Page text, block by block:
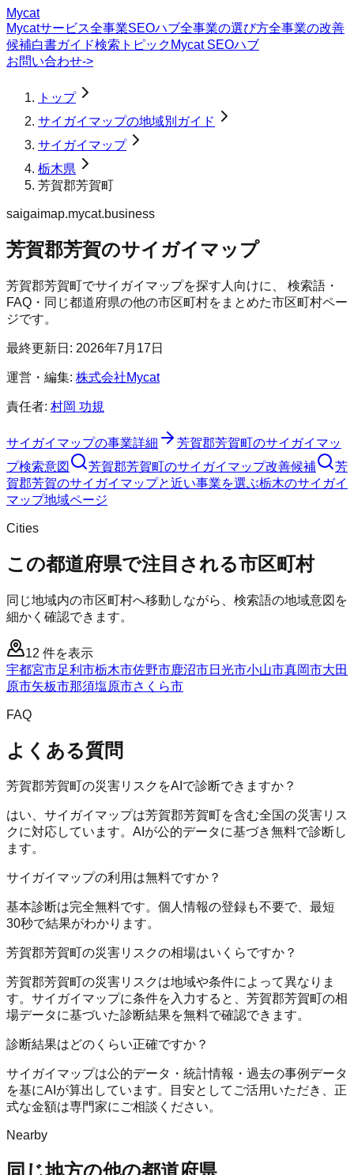
Mycat
Mycatサービス全事業SEOハブ全事業の選び方全事業の改善
候補白書ガイド検索トピック Mycat SEOハブ
お問い合わせ->
トップ
サイガイマップの地域別ガイド
サイガイマップ
栃木県
芳賀郡芳賀町
saigaimap.mycat.business
芳賀郡芳賀のサイガイマップ
芳賀郡芳賀町でサイガイマップを探す人向けに、 検索語・
FAQ・同じ都道府県の他の市区町村をまとめた市区町村ペー
ジです。
最終更新日: 2026年7月17日
運営・編集: 株式会社Mycat
責任者: 村岡 功規
サイガイマップの事業詳細 芳賀郡芳賀町のサイガイマッ
プ検索意図 芳賀郡芳賀町のサイガイマップ改善候補
芳
賀郡芳賀のサイガイマップと近い事業を選ぶ栃木のサイガイ
マップ地域ページ
Cities
この都道府県で注目される市区町村
同じ地域内の市区町村へ移動しながら、検索語の地域意図を
細かく確認できます。
12 件を表示
宇都宮市足利市栃木市佐野市鹿沼市日光市小山市真岡市大田
原市矢板市那須塩原市さくら市
FAQ
よくある質問
芳賀郡芳賀町の災害リスクをAIで診断できますか？
はい、サイガイマップは芳賀郡芳賀町を含む全国の災害リス
クに対応しています。AIが公的データに基づき無料で診断し
ます。
サイガイマップの利用は無料ですか？
基本診断は完全無料です。個人情報の登録も不要で、最短
30秒で結果がわかります。
芳賀郡芳賀町の災害リスクの相場はいくらですか？
芳賀郡芳賀町の災害リスクは地域や条件によって異なりま
す。サイガイマップに条件を入力すると、芳賀郡芳賀町の相
場データに基づいた診断結果を無料で確認できます。
診断結果はどのくらい正確ですか？
サイガイマップは公的データ・統計情報・過去の事例データ
を基にAIが算出しています。目安としてご活用いただき、正
式な金額は専門家にご相談ください。
Nearby